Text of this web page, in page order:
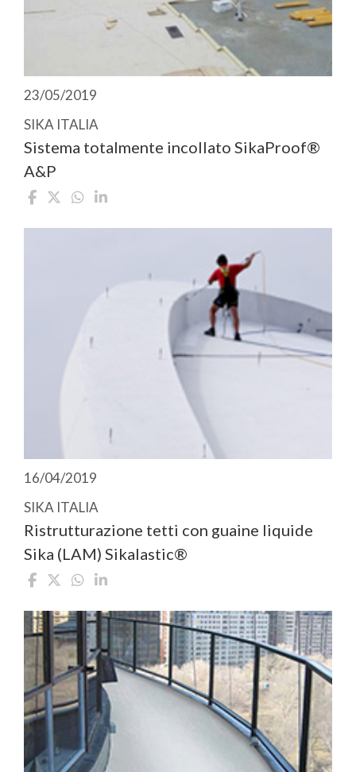
23/05/2019
SIKA ITALIA
Sistema totalmente incollato SikaProof®
A&P
16/04/2019
SIKA ITALIA
Ristrutturazione tetti con guaine liquide
Sika (LAM) Sikalastic®